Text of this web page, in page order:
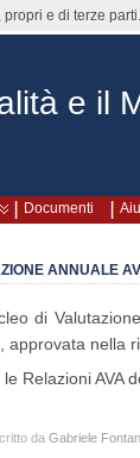
e il
Documenti
ANNUALE
di
, approvata nella
le Relazioni AVA
da Gabriele
e di terze